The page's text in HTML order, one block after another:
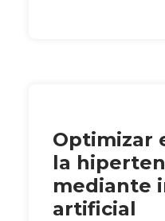
Optimizar
la
mediante
artificial